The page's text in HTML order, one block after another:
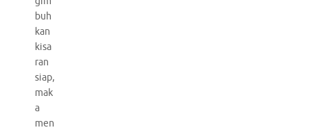
buh
kan
kisa
ran
siap,
mak
a
men